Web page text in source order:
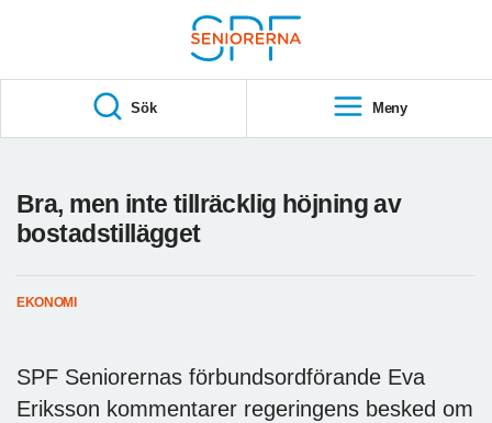
S
A
Sök Meny
Bra, men inte tillräcklig höjning av
bostadstillägget
EKONOMI
SPF Seniorernas förbundsordförande Eva
Eriksson kommentarer regeringens besked om